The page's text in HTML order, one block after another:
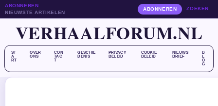
ABONNEREN
NIEUWSTE ARTIKELEN
ABONNEREN ZOEKEN
VERHAALFORUM.NL
ST
A
RT
OVER
ONS
CON
TAC
T
GESCHIE
DENIS
PRIVACY
BELEID
COOKIE
BELEID
NIEUWS
BRIEF
B
L
O
G